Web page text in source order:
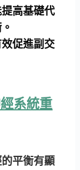
高基礎代
促進副交
系統重
平衡有顯